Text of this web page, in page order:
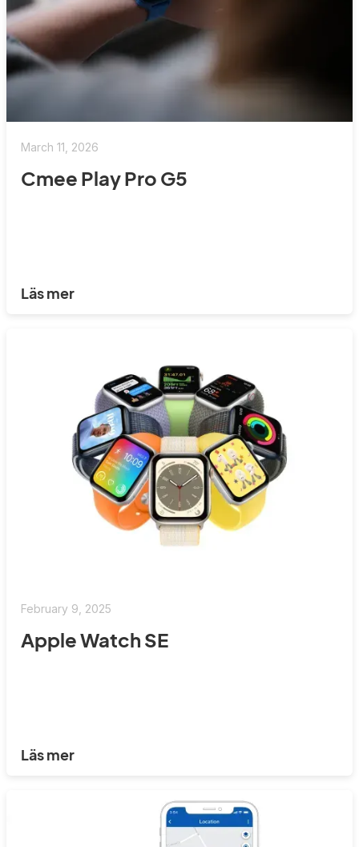
March 11, 2026
Cmee Play Pro G5
Läs mer
February 9, 2025
Apple Watch SE
Läs mer